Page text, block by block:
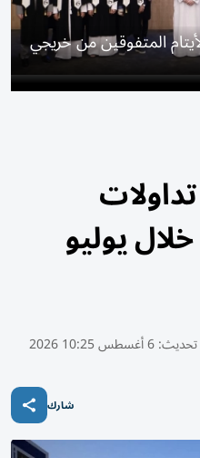
المتفوقين من خريجي
يوليو
تحديث:6 أغسطس 10:25 2026
شارك